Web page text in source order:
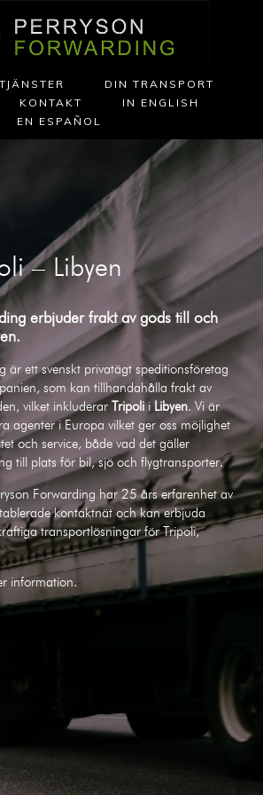
TJÄNSTER
DIN TRANSPORT
KONTAKT
IN ENGLISH
EN ESPAÑOL
– Libyen
erbjuder frakt av gods till och
.
är ett svenskt privatägt speditionsföretag
som kan tillhandahålla frakt av
vilket inkluderar
Tripolii Libyen. Vi är
agenter i Europa vilket ger oss möjlighet
och service, både vad det gäller
till plats för bil, sjö och flygtransporter.
Forwarding har 25 års erfarenhet av
kontaktnät och kan erbjuda
transportlösningar för Tripoli,
information.